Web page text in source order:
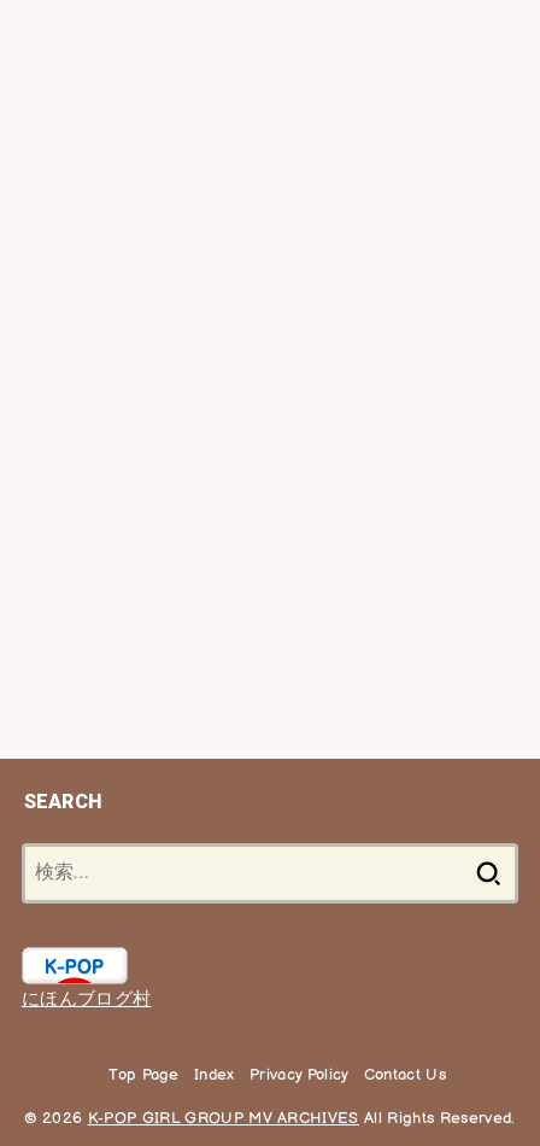
SEARCH
にほんブログ村
Top Page Index Privacy Policy Contact Us
© 2026 K-POP GIRL GROUP MV ARCHIVES All Rights Reserved.